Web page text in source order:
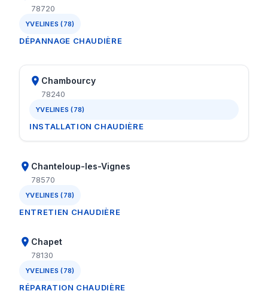
78720
YVELINES (78)
DÉPANNAGE CHAUDIÈRE
Chambourcy
78240
YVELINES (78)
INSTALLATION CHAUDIÈRE
Chanteloup-les-Vignes
78570
YVELINES (78)
ENTRETIEN CHAUDIÈRE
Chapet
78130
YVELINES (78)
RÉPARATION CHAUDIÈRE